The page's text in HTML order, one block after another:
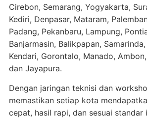
Cirebon, Semarang, Yogyakarta,
Kediri, Denpasar, Mataram,
Padang, Pekanbaru, Lampung,
Banjarmasin, Balikpapan,
Kendari, Gorontalo, Manado,
dan Jayapura.
Dengan jaringan teknisi dan
memastikan setiap kota
cepat, hasil rapi, dan sesuai standar